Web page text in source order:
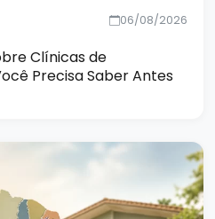
06/08/2026
Clínicas de
Precisa Saber Antes